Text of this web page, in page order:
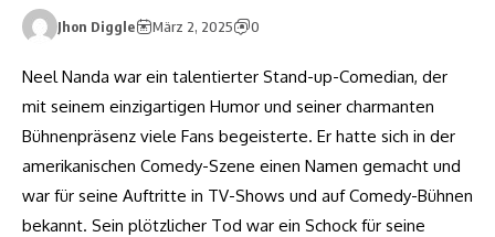
Jhon Diggle März 2, 2025 0
Neel Nanda war ein talentierter Stand-up-Comedian, der
mit seinem einzigartigen Humor und seiner charmanten
Bühnenpräsenz viele Fans begeisterte. Er hatte sich in der
amerikanischen Comedy-Szene einen Namen gemacht und
war für seine Auftritte in TV-Shows und auf Comedy-Bühnen
bekannt. Sein plötzlicher Tod war ein Schock für seine